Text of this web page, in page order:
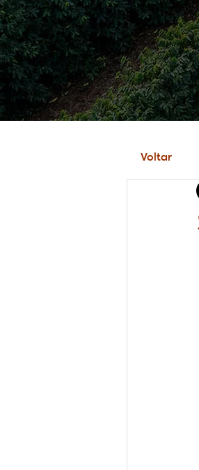
Voltar